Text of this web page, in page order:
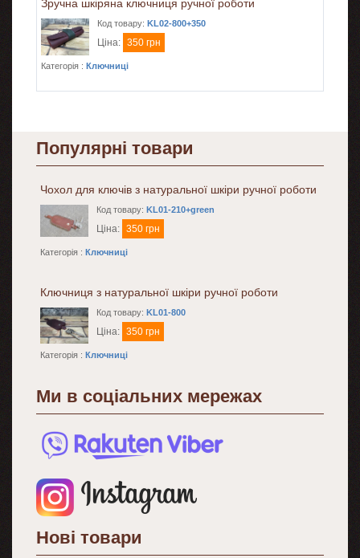
Зручна шкіряна ключниця ручної роботи
Код товару: KL02-800+350
Ціна: 350 грн
Категорія : Ключниці
Популярні товари
Чохол для ключів з натуральної шкіри ручної роботи
Код товару: KL01-210+green
Ціна: 350 грн
Категорія : Ключниці
Ключниця з натуральної шкіри ручної роботи
Код товару: KL01-800
Ціна: 350 грн
Категорія : Ключниці
Ми в соціальних мережах
Нові товари